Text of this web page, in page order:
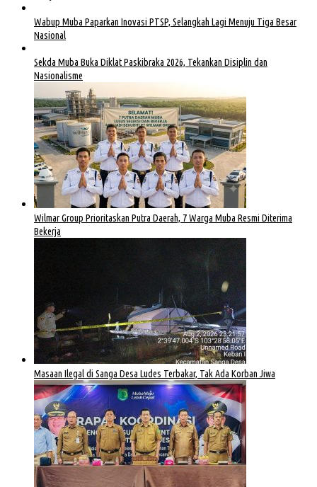
Wabup Muba Paparkan Inovasi PTSP, Selangkah Lagi Menuju Tiga Besar
Nasional
Sekda Muba Buka Diklat Paskibraka 2026, Tekankan Disiplin dan
Nasionalisme
Wilmar Group Prioritaskan Putra Daerah, 7 Warga Muba Resmi Diterima
Bekerja
Masaan Ilegal di Sanga Desa Ludes Terbakar, Tak Ada Korban Jiwa